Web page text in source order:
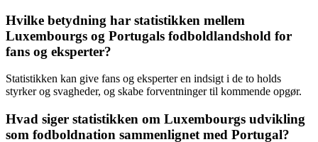
Hvilke betydning har statistikken mellem
Luxembourgs og Portugals fodboldlandshold for
fans og eksperter?
Statistikken kan give fans og eksperter en indsigt i de to holds
styrker og svagheder, og skabe forventninger til kommende opgør.
Hvad siger statistikken om Luxembourgs udvikling
som fodboldnation sammenlignet med Portugal?